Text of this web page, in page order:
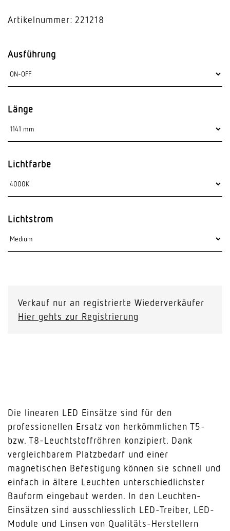
Artikelnummer: 221218
Ausführung
Länge
Lichtfarbe
Lichtstrom
Verkauf nur an registrierte Wiederverkäufer
Hier gehts zur Registrierung
Die linearen LED Einsätze sind für den
professionellen Ersatz von herkömmlichen T5-
bzw. T8-Leuchtstoffröhren konzipiert. Dank
vergleichbarem Platzbedarf und einer
magnetischen Befestigung können sie schnell und
einfach in ältere Leuchten unterschiedlichster
Bauform eingebaut werden. In den Leuchten-
Einsätzen sind ausschliesslich LED-Treiber, LED-
Module und Linsen von Qualitäts-Herstellern